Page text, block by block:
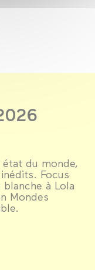
état du monde,
Focus
à Lola
Mondes